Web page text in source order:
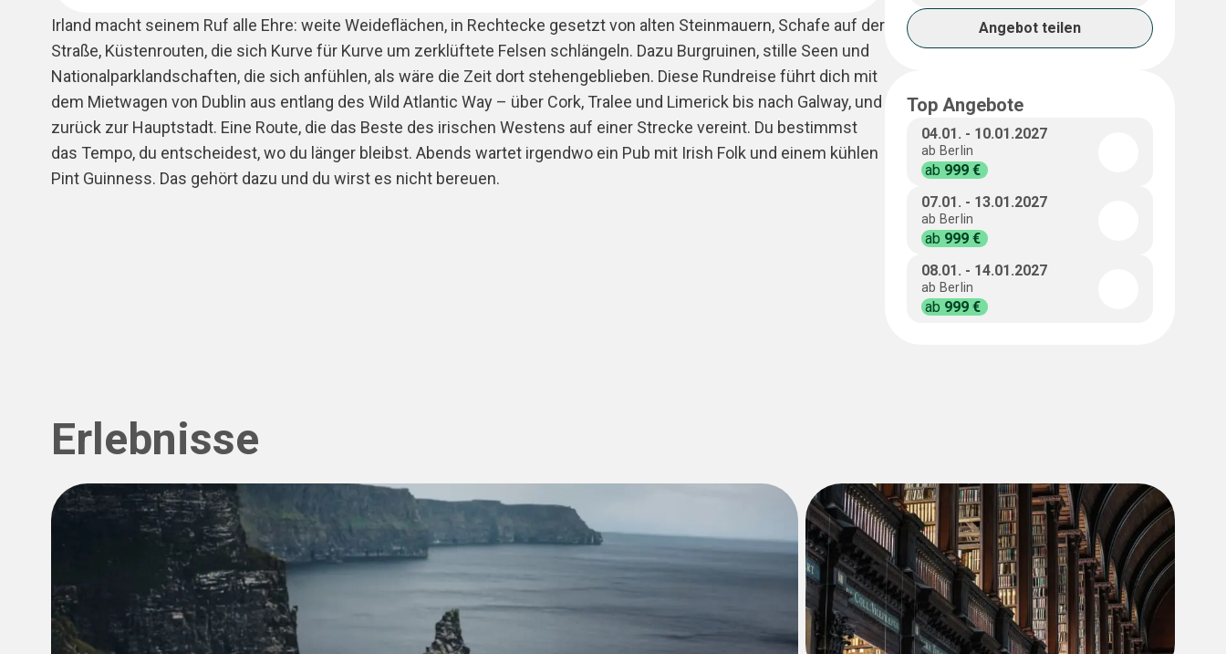
Irland macht seinem Ruf alle Ehre: weite Weideflächen, in Rechtecke gesetzt von alten Steinmauern, Schafe auf der
Straße, Küstenrouten, die sich Kurve für Kurve um zerklüftete Felsen schlängeln. Dazu Burgruinen, stille Seen und
Nationalparklandschaften, die sich anfühlen, als wäre die Zeit dort stehengeblieben. Diese Rundreise führt dich mit
dem Mietwagen von Dublin aus entlang des Wild Atlantic Way – über Cork, Tralee und Limerick bis nach Galway, und
zurück zur Hauptstadt. Eine Route, die das Beste des irischen Westens auf einer Strecke vereint. Du bestimmst
das Tempo, du entscheidest, wo du länger bleibst. Abends wartet irgendwo ein Pub mit Irish Folk und einem kühlen
Pint Guinness. Das gehört dazu und du wirst es nicht bereuen.
Angebot teilen
Top Angebote
04.01. - 10.01.2027
ab Berlin
ab 999 €
07.01. - 13.01.2027
ab Berlin
ab 999 €
08.01. - 14.01.2027
ab Berlin
ab 999 €
Erlebnisse